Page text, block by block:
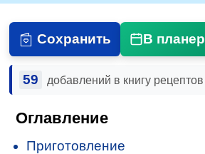
Сохранить В планер
59 добавлений в книгу рецептов
Оглавление
Приготовление